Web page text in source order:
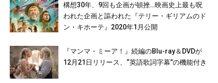
構想30年、9回も企画が頓挫…映画史上最も呪
われた企画と謳われた『テリー・ギリアムのド
ン・キホーテ』2020年1月公開
『マンマ・ミーア！』続編のBlu-ray＆DVDが
12月21日リリース、“英語歌詞字幕”の機能付き